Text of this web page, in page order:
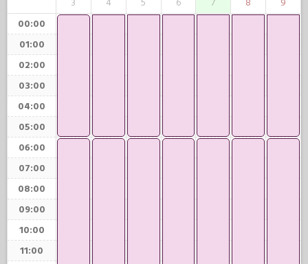
3
4
5
6
7
8
9
00:00
01:00
02:00
03:00
04:00
05:00
06:00
07:00
08:00
09:00
10:00
11:00